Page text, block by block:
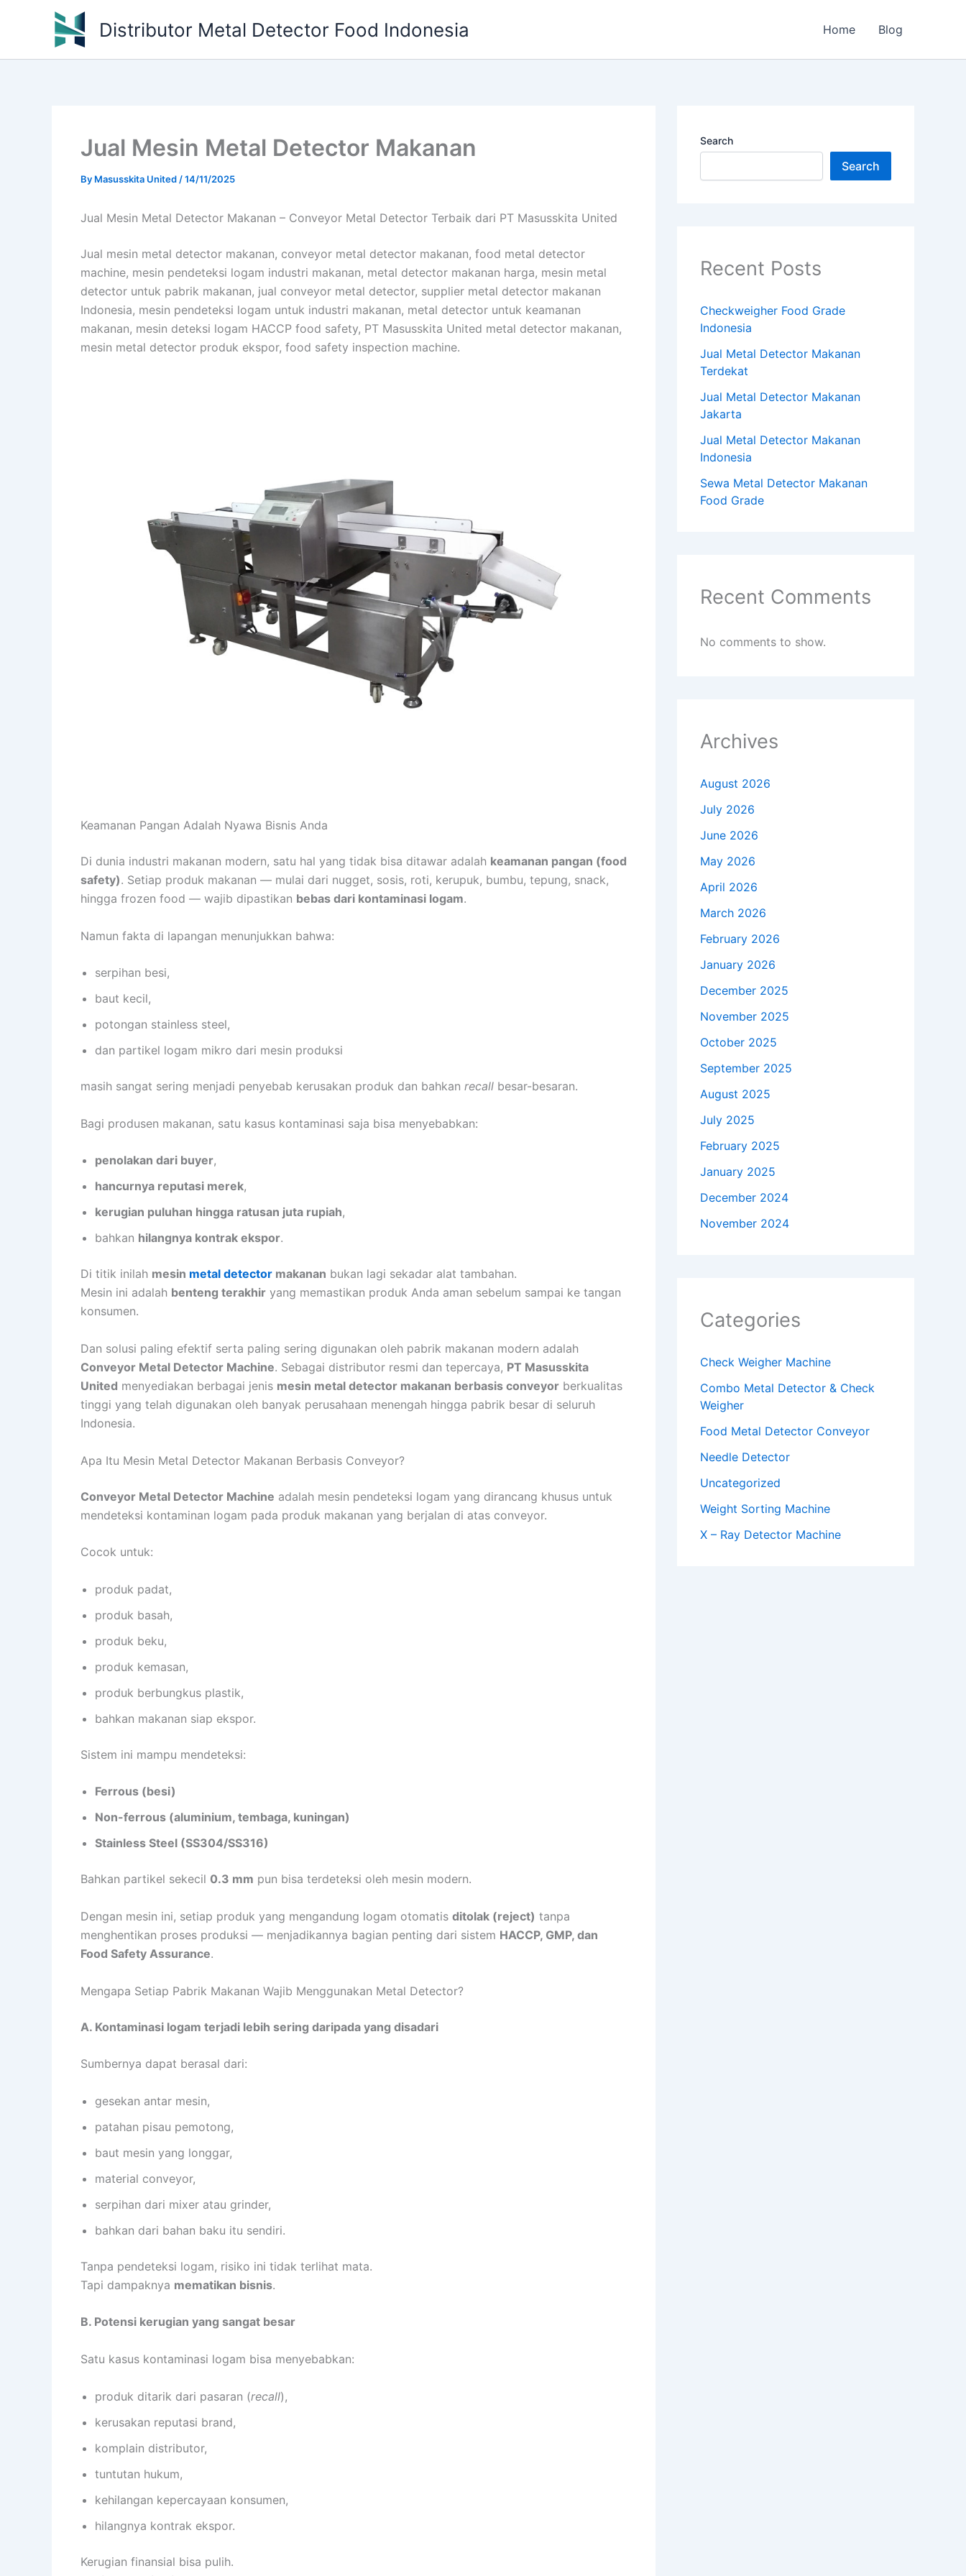
Distributor Metal Detector Food Indonesia Home Blog
Jual Mesin Metal Detector Makanan
By Masusskita United /14/11/2025
Jual Mesin Metal Detector Makanan – Conveyor Metal Detector Terbaik dari PT Masusskita United
Jual mesin metal detector makanan, conveyor metal detector makanan, food metal detector
machine, mesin pendeteksi logam industri makanan, metal detector makanan harga, mesin metal
detector untuk pabrik makanan, jual conveyor metal detector, supplier metal detector makanan
Indonesia, mesin pendeteksi logam untuk industri makanan, metal detector untuk keamanan
makanan, mesin deteksi logam HACCP food safety, PT Masusskita United metal detector makanan,
mesin metal detector produk ekspor, food safety inspection machine.
Keamanan Pangan Adalah Nyawa Bisnis Anda
Di dunia industri makanan modern, satu hal yang tidak bisa ditawar adalah keamanan pangan (food
safety). Setiap produk makanan — mulai dari nugget, sosis, roti, kerupuk, bumbu, tepung, snack,
hingga frozen food — wajib dipastikan bebas dari kontaminasi logam.
Namun fakta di lapangan menunjukkan bahwa:
serpihan besi,
baut kecil,
potongan stainless steel,
dan partikel logam mikro dari mesin produksi
masih sangat sering menjadi penyebab kerusakan produk dan bahkan recall besar-besaran.
Bagi produsen makanan, satu kasus kontaminasi saja bisa menyebabkan:
penolakan dari buyer,
hancurnya reputasi merek,
kerugian puluhan hingga ratusan juta rupiah,
bahkan hilangnya kontrak ekspor.
Di titik inilah mesin metal detector makanan bukan lagi sekadar alat tambahan.
Mesin ini adalah benteng terakhir yang memastikan produk Anda aman sebelum sampai ke tangan
konsumen.
Dan solusi paling efektif serta paling sering digunakan oleh pabrik makanan modern adalah
Conveyor Metal Detector Machine. Sebagai distributor resmi dan tepercaya, PT Masusskita
United menyediakan berbagai jenis mesin metal detector makanan berbasis conveyor berkualitas
tinggi yang telah digunakan oleh banyak perusahaan menengah hingga pabrik besar di seluruh
Indonesia.
Apa Itu Mesin Metal Detector Makanan Berbasis Conveyor?
Conveyor Metal Detector Machine adalah mesin pendeteksi logam yang dirancang khusus untuk
mendeteksi kontaminan logam pada produk makanan yang berjalan di atas conveyor.
Cocok untuk:
produk padat,
produk basah,
produk beku,
produk kemasan,
produk berbungkus plastik,
bahkan makanan siap ekspor.
Sistem ini mampu mendeteksi:
Ferrous (besi)
Non-ferrous (aluminium, tembaga, kuningan)
Stainless Steel (SS304/SS316)
Bahkan partikel sekecil 0.3 mm pun bisa terdeteksi oleh mesin modern.
Dengan mesin ini, setiap produk yang mengandung logam otomatis ditolak (reject) tanpa
menghentikan proses produksi — menjadikannya bagian penting dari sistem HACCP, GMP, dan
Food Safety Assurance.
Mengapa Setiap Pabrik Makanan Wajib Menggunakan Metal Detector?
A. Kontaminasi logam terjadi lebih sering daripada yang disadari
Sumbernya dapat berasal dari:
gesekan antar mesin,
patahan pisau pemotong,
baut mesin yang longgar,
material conveyor,
serpihan dari mixer atau grinder,
bahkan dari bahan baku itu sendiri.
Tanpa pendeteksi logam, risiko ini tidak terlihat mata.
Tapi dampaknya mematikan bisnis.
B. Potensi kerugian yang sangat besar
Satu kasus kontaminasi logam bisa menyebabkan:
produk ditarik dari pasaran (recall),
kerusakan reputasi brand,
komplain distributor,
tuntutan hukum,
kehilangan kepercayaan konsumen,
hilangnya kontrak ekspor.
Kerugian finansial bisa pulih.
Search
Search
Recent Posts
Checkweigher Food Grade
Indonesia
Jual Metal Detector Makanan
Terdekat
Jual Metal Detector Makanan
Jakarta
Jual Metal Detector Makanan
Indonesia
Sewa Metal Detector Makanan
Food Grade
Recent Comments
No comments to show.
Archives
August 2026
July 2026
June 2026
May 2026
April 2026
March 2026
February 2026
January 2026
December 2025
November 2025
October 2025
September 2025
August 2025
July 2025
February 2025
January 2025
December 2024
November 2024
Categories
Check Weigher Machine
Combo Metal Detector & Check
Weigher
Food Metal Detector Conveyor
Needle Detector
Uncategorized
Weight Sorting Machine
X – Ray Detector Machine